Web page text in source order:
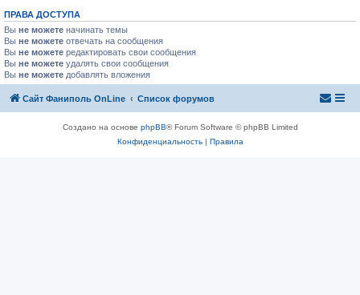
ПРАВА ДОСТУПА
Вы не можете начинать темы
Вы не можете отвечать на сообщения
Вы не можете редактировать свои сообщения
Вы не можете удалять свои сообщения
Вы не можете добавлять вложения
Сайт Фаниполь OnLine Список форумов
Создано на основе phpBB® Forum Software © phpBB Limited
Конфиденциальность| Правила